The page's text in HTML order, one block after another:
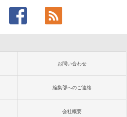
お問い合わせ
編集部へのご連絡
会社概要